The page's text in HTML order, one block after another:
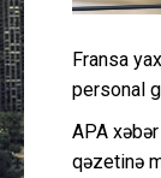
Fransa
personal
APA
qəzetinə